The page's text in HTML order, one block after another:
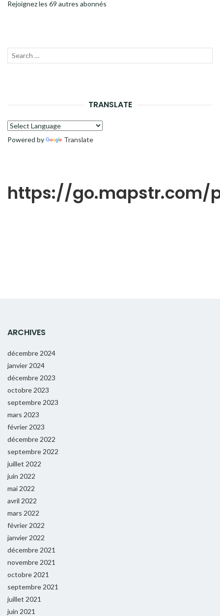
Rejoignez les 69 autres abonnés
Recherche
TRANSLATE
Powered by Translate
https://go.mapstr.com/
ARCHIVES
décembre 2024
janvier 2024
décembre 2023
octobre 2023
septembre 2023
mars 2023
février 2023
décembre 2022
septembre 2022
juillet 2022
juin 2022
mai 2022
avril 2022
mars 2022
février 2022
janvier 2022
décembre 2021
novembre 2021
octobre 2021
septembre 2021
juillet 2021
juin 2021